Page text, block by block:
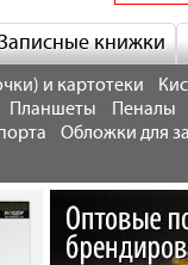
книжки
и картотеки
Планшеты
Пеналы
Обложки для